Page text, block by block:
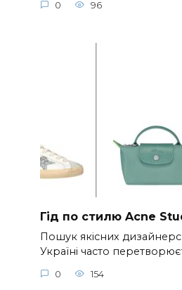
0 96
Гід по стилю Acne
Пошук якісних
Україні часто
0 154